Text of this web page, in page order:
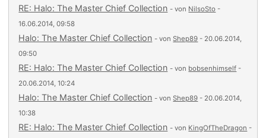
RE: Halo: The Master Chief Collection - von NilsoSto -
16.06.2014, 09:58
Halo: The Master Chief Collection - vonShep89 - 20.06.2014,
09:50
RE: Halo: The Master Chief Collection - von bobsenhimself -
20.06.2014, 10:24
Halo: The Master Chief Collection - vonShep89 - 20.06.2014,
10:38
RE: Halo: The Master Chief Collection - von KingOfTheDragon -